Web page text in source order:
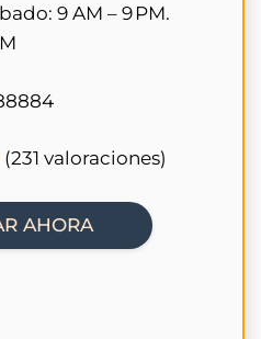
9 AM – 9 PM.
(231 valoraciones)
AHORA